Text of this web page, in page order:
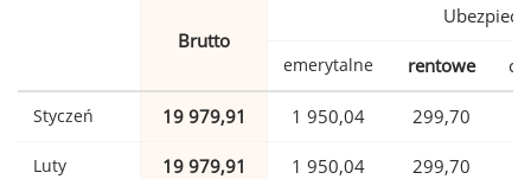
Brutto
emerytalne rentowe
Styczeń 19 979,91 1 950,04 299,70
Luty 19 979,91 1 950,04 299,70